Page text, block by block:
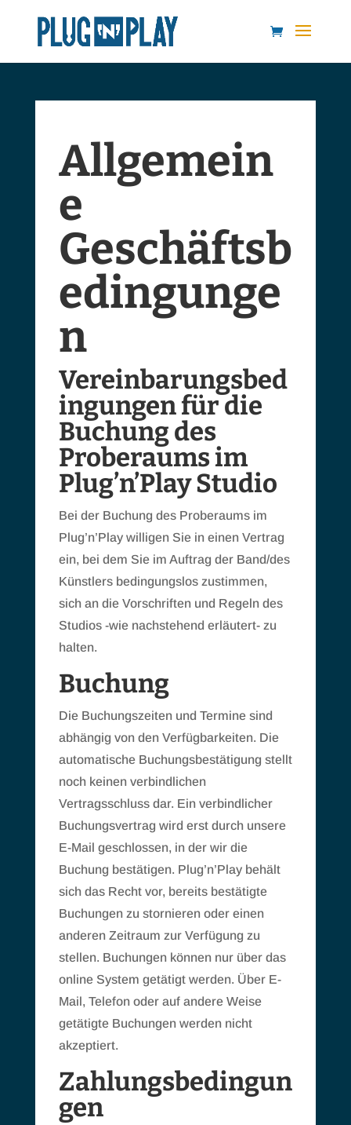
Allgemein
e
Geschäftsb
edingunge
n
Vereinbarungsbed
ingungen für die
Buchung des
Proberaums im
Plug’n’Play Studio
Bei der Buchung des Proberaums im
Plug’n’Play willigen Sie in einen Vertrag
ein, bei dem Sie im Auftrag der Band/des
Künstlers bedingungslos zustimmen,
sich an die Vorschriften und Regeln des
Studios -wie nachstehend erläutert- zu
halten.
Buchung
Die Buchungszeiten und Termine sind
abhängig von den Verfügbarkeiten. Die
automatische Buchungsbestätigung stellt
noch keinen verbindlichen
Vertragsschluss dar. Ein verbindlicher
Buchungsvertrag wird erst durch unsere
E-Mail geschlossen, in der wir die
Buchung bestätigen. Plug’n’Play behält
sich das Recht vor, bereits bestätigte
Buchungen zu stornieren oder einen
anderen Zeitraum zur Verfügung zu
stellen. Buchungen können nur über das
online System getätigt werden. Über E-
Mail, Telefon oder auf andere Weise
getätigte Buchungen werden nicht
akzeptiert.
Zahlungsbedingun
gen